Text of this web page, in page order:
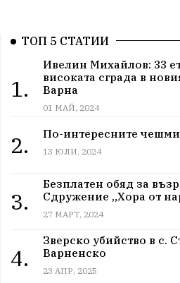
ТОП 5 СТАТИИ
1.
Ивелин Михайлов: 33
високата сграда в
Варна
01 МАЙ, 2024
2. По-интересните
13 ЮЛИ, 2024
3.
Безплатен обяд за
Сдружение „Хора от
27 МАРТ, 2024
4.
Зверско убийство в с.
Варненско
23 АПР, 2025